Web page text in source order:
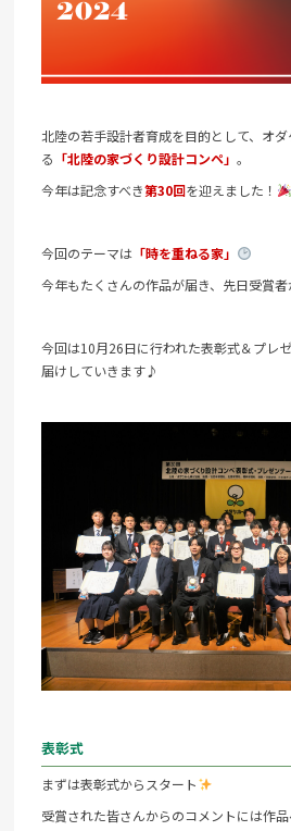
北陸の若手設計者育成を目的として、オ
る 「北陸の家づくり設計コンペ」。
今年は記念すべき第30回を迎えました！
今回のテーマは 「時を重ねる家」
今年もたくさんの作品が届き、先日受賞者
今回は10月26日に行われた表彰式＆プレ
届けしていきます♪
表彰式
まずは表彰式からスタート
受賞された皆さんからのコメントには作